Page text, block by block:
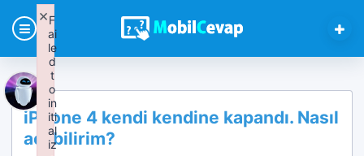
iPhone 4 kendi kendine
iPhone 4 kendi kendine kapandı. Nasıl
açabilirim?
F
ai
le
d
t
o
in
iti
al
iz
×